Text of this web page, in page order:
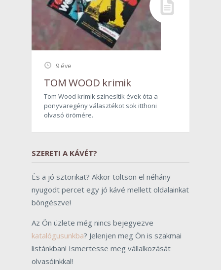
9 éve
TOM WOOD krimik
Tom Wood krimik színesítik évek óta a
ponyvaregény választékot sok itthoni
olvasó örömére.
SZERETI A KÁVÉT?
És a jó sztorikat? Akkor töltsön el néhány
nyugodt percet egy jó kávé mellett oldalainkat
böngészve!
Az Ön üzlete még nincs bejegyezve
katalógusunkba? Jelenjen meg Ön is szakmai
listánkban! Ismertesse meg vállalkozását
olvasóinkkal!